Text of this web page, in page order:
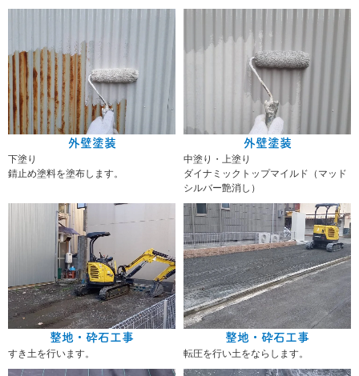
外壁塗装
下塗り
錆止め塗料を塗布します。
外壁塗装
中塗り・上塗り
ダイナミックトップマイルド（マッド
シルバー艶消し）
整地・砕石工事
すき土を行います。
整地・砕石工事
転圧を行い土をならします。